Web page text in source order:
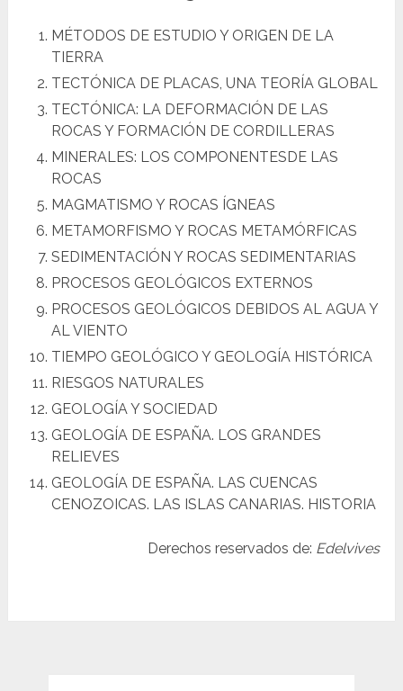
MÉTODOS DE ESTUDIO Y ORIGEN DE LA
TIERRA
TECTÓNICA DE PLACAS, UNA TEORÍA GLOBAL
TECTÓNICA: LA DEFORMACIÓN DE LAS
ROCAS Y FORMACIÓN DE CORDILLERAS
MINERALES: LOS COMPONENTESDE LAS
ROCAS
MAGMATISMO Y ROCAS ÍGNEAS
METAMORFISMO Y ROCAS METAMÓRFICAS
SEDIMENTACIÓN Y ROCAS SEDIMENTARIAS
PROCESOS GEOLÓGICOS EXTERNOS
PROCESOS GEOLÓGICOS DEBIDOS AL AGUA Y
AL VIENTO
TIEMPO GEOLÓGICO Y GEOLOGÍA HISTÓRICA
RIESGOS NATURALES
GEOLOGÍA Y SOCIEDAD
GEOLOGÍA DE ESPAÑA. LOS GRANDES
RELIEVES
GEOLOGÍA DE ESPAÑA. LAS CUENCAS
CENOZOICAS. LAS ISLAS CANARIAS. HISTORIA
Derechos reservados de: Edelvives